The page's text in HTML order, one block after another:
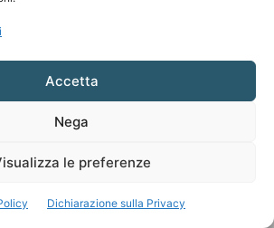
Accetta
Nega
le preferenze
Dichiarazione sulla Privacy